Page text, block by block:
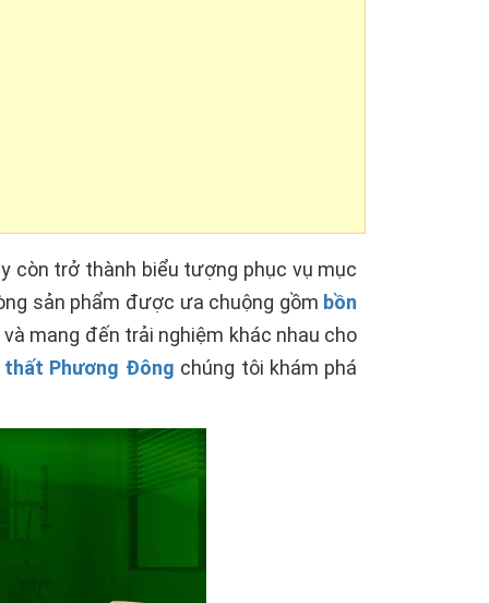
còn trở thành biểu tượng phục vụ mục
sản phẩm được ưa chuộng gồm bồn
mang đến trải nghiệm khác nhau cho
thất Phương Đông chúng tôi khám phá